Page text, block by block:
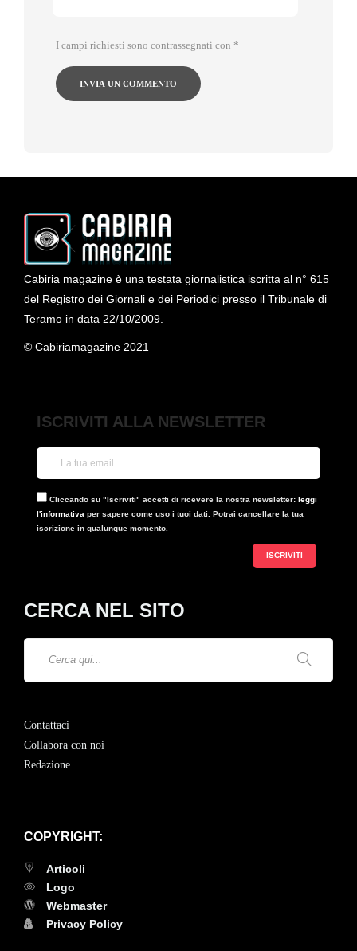
I campi richiesti sono contrassegnati con *
Cabiria magazine è una testata giornalistica iscritta al n° 615
del Registro dei Giornali e dei Periodici presso il Tribunale di
Teramo in data 22/10/2009.
© Cabiriamagazine 2021
ISCRIVITI ALLA NEWSLETTER
Cliccando su "Iscriviti" accetti di ricevere la nostra newsletter: leggi
l'informativa per sapere come uso i tuoi dati. Potrai cancellare la tua
iscrizione in qualunque momento.
CERCA NEL SITO
Contattaci
Collabora con noi
Redazione
COPYRIGHT:
Articoli
Logo
Webmaster
Privacy Policy